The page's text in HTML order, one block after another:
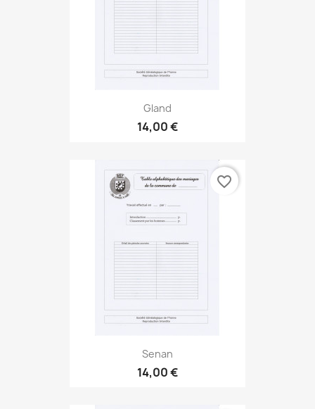
Gland
14,00 €
Senan
14,00 €
favorite_border